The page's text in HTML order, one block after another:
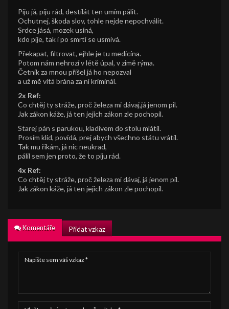
Piju já, piju rád, destilát ten umím pálit.
Ochutnej, škoda slov, tohle nejde nepochválit.
Srdce jásá, mozek usíná,
kdo pije, tak i po smrti se usmívá.
Překapat, filtrovat, ejhle je tu medicína.
Potom nám nehrozí v létě úpal, v zimě rýma.
Četník za mnou přišel já ho nepozval
a už mě vítá brána za ní kriminál.
2x Ref:
Co chtěj ty stráže, proč železa mi dávaj,já jenom pil.
Jak zákon káže, já ten jejich zákon zle pochopil.
Starej pán s parukou, kladivem do stolu mlátil.
Prosím klid, povídá, prej abych všechno státu vrátil.
Tak mu říkám, já nic neukrad,
pálil sem jen proto, že to piju rád.
4x Ref:
Co chtěj ty stráže, proč železa mi dávaj, já jenom pil.
Jak zákon káže, já ten jejich zákon zle pochopil.
Komentáře Přidat vzkaz